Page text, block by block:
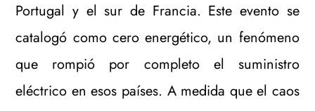
Portugal y el sur de Francia. Este evento se
catalogó como cero energético, un fenómeno
que rompió por completo el suministro
eléctrico en esos países. A medida que el caos